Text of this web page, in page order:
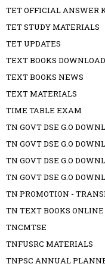
TET OFFICIAL ANSWER
TET STUDY MATERIALS
TET UPDATES
TEXT BOOKS DOWNLOAD
TEXT BOOKS NEWS
TEXT MATERIALS
TIME TABLE EXAM
TN GOVT DSE G.O
TN GOVT DSE G.O
TN GOVT DSE G.O
TN GOVT DSE G.O
TN PROMOTION -
TN TEXT BOOKS ONLINE
TNCMTSE
TNFUSRC MATERIALS
TNPSC ANNUAL